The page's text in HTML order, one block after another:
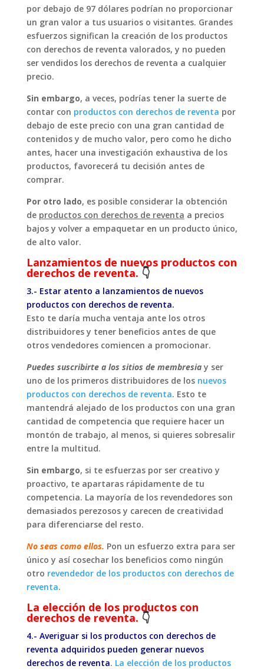
por debajo de 97 dólares podrían no proporcionar
un gran valor a tus usuarios o visitantes. Grandes
esfuerzos significan la creación de los productos
con derechos de reventa valorados, y no pueden
ser vendidos los derechos de reventa a cualquier
precio.
Sin embargo, a veces, podrías tener la suerte de
contar con productos con derechos de reventa por
debajo de este precio con una gran cantidad de
contenidos y de mucho valor, pero como he dicho
antes, hacer una investigación exhaustiva de los
productos, favorecerá tu decisión antes de
comprar.
Por otro lado, es posible considerar la obtención
de productos con derechos de reventa a precios
bajos y volver a empaquetar en un producto único,
de alto valor.
Lanzamientos de nuevos productos con
derechos de reventa. 👇
3.- Estar atento a lanzamientos de nuevos
productos con derechos de reventa.
Esto te daría mucha ventaja ante los otros
distribuidores y tener beneficios antes de que
otros vendedores comiencen a promocionar.
Puedes suscribirte a los sitios de membresiay ser
uno de los primeros distribuidores de los nuevos
productos con derechos de reventa. Esto te
mantendrá alejado de los productos con una gran
cantidad de competencia que requiere hacer un
montón de trabajo, al menos, si quieres sobresalir
entre la multitud.
Sin embargo, si te esfuerzas por ser creativo y
proactivo, te apartaras rápidamente de tu
competencia. La mayoría de los revendedores son
demasiados perezosos y carecen de creatividad
para diferenciarse del resto.
No seas como ellos. Pon un esfuerzo extra para ser
único y así cosechar los beneficios como ningún
otro revendedor de los productos con derechos de
reventa.
La elección de los productos con
derechos de reventa. 👇
4.- Averiguar si los productos con derechos de
reventa adquiridos pueden generar nuevos
derechos de reventa. La elección de los productos